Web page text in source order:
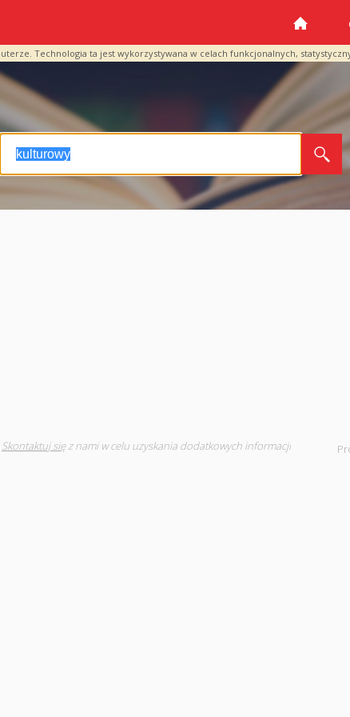
Technologia ta jest wykorzystywana w celach funkcjonalnych,
Skontaktuj sięz nami w celu uzyskania dodatkowych informacji